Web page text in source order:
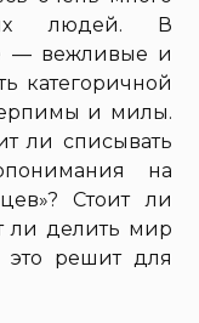
людей. В
— вежливые и
категоричной
и милы.
ли списывать
на
Стоит ли
ли делить мир
это решит для